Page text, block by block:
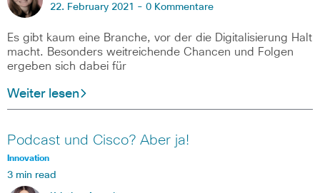
22. February 2021 - 0 Kommentare
Es gibt kaum eine Branche, vor der die Digitalisierung Halt
macht. Besonders weitreichende Chancen und Folgen
ergeben sich dabei für
Weiter lesen
Podcast und Cisco? Aber ja!
Innovation
3 min read